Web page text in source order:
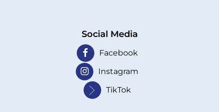
Social Media
Facebook
Instagram
TikTok